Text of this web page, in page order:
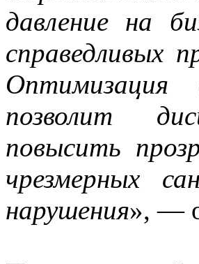
давление на
справедливых
Оптимизация
позволит
повысить
чрезмерных
нарушения», —